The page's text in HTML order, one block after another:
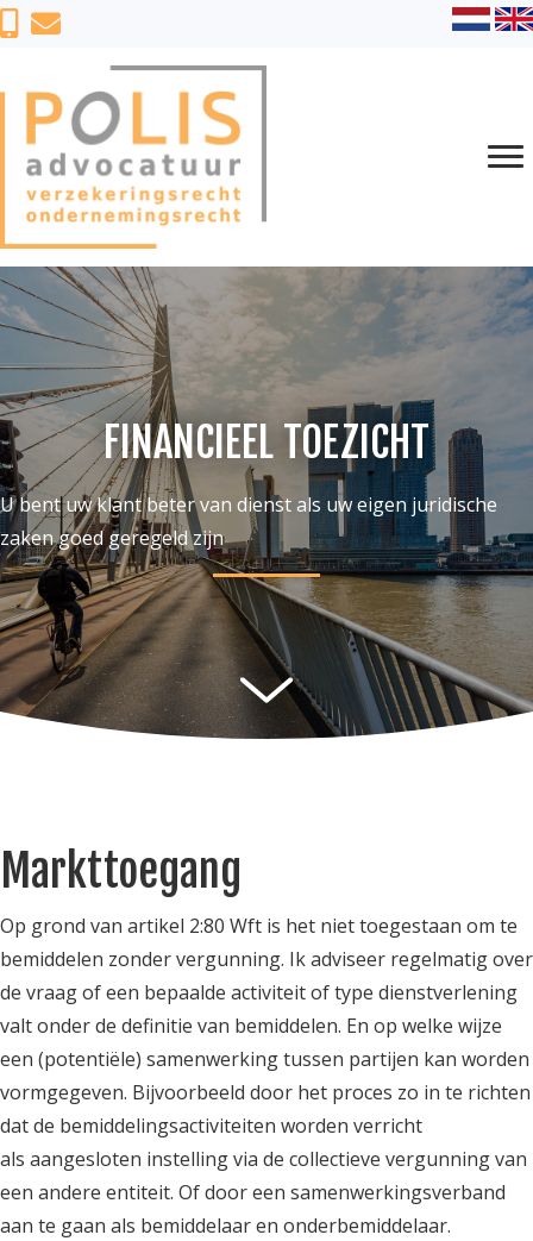
FINANCIEEL TOEZICHT
U bent uw klant beter van dienst als uw eigen juridische
zaken goed geregeld zijn
Markttoegang
Op grond van artikel 2:80 Wft is het niet toegestaan om te
bemiddelen zonder vergunning. Ik adviseer regelmatig over
de vraag of een bepaalde activiteit of type dienstverlening
valt onder de definitie van bemiddelen. En op welke wijze
een (potentiële) samenwerking tussen partijen kan worden
vormgegeven. Bijvoorbeeld door het proces zo in te richten
dat de bemiddelingsactiviteiten worden verricht
als aangesloten instelling via de collectieve vergunning van
een andere entiteit. Of door een samenwerkingsverband
aan te gaan als bemiddelaar en onderbemiddelaar.